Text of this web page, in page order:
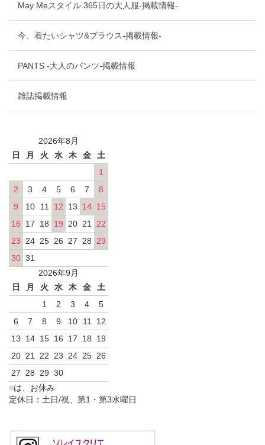
May Meスタイル 365日の大人服-掲載情報-
今、着たいシャツ&ブラウス-掲載情報-
PANTS -大人のパンツ-掲載情報
雑誌掲載情報
2026年8月
日
月 火 水 木 金
土
1
2
3 4 5 6 7
8
9
10 11 12 13 14 15
16
17 18 19 20 21 22
23 24 25 26 27 28 29
30 31
2026年9月
日
月 火 水 木 金
土
1
2 3 4
5
6
7 8 9 10 11
12
13
14 15 16 17 18
19
20 21 22 23 24 25 26
27 28 29 30
■は、お休み
定休日：土日/祝、第1・第3水曜日